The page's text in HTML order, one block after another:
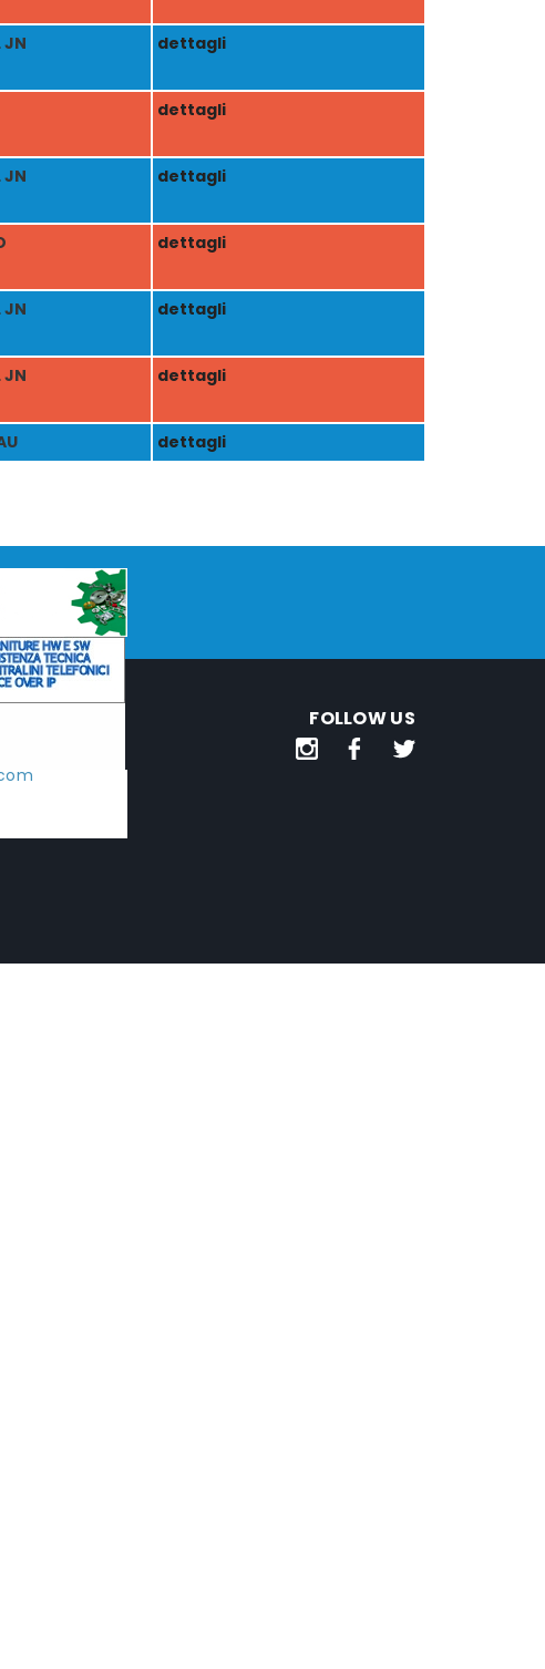
JN dettagli
dettagli
JN dettagli
dettagli
JN dettagli
JN dettagli
dettagli
FOLLOW US